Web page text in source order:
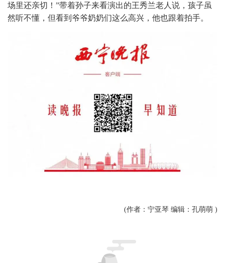
场里还亲切！”带着孙子来看演出的王秀兰老人说，孩子虽
然听不懂，但看到爷爷奶奶们这么高兴，他也跟着拍手。
(作者：宁亚琴 编辑：孔萌萌 )